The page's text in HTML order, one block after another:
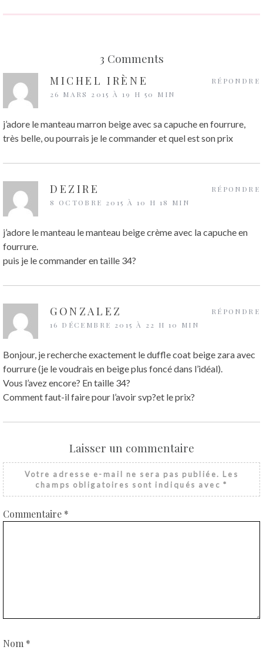
3 Comments
MICHEL IRÈNE
26 MARS 2015 À 19 H 50 MIN
j’adore le manteau marron beige avec sa capuche en fourrure,
très belle, ou pourrais je le commander et quel est son prix
RÉPONDRE
DEZIRE
8 OCTOBRE 2015 À 10 H 18 MIN
j’adore le manteau le manteau beige crème avec la capuche en
fourrure.
puis je le commander en taille 34?
RÉPONDRE
GONZALEZ
16 DÉCEMBRE 2015 À 22 H 10 MIN
Bonjour, je recherche exactement le duffle coat beige zara avec
fourrure (je le voudrais en beige plus foncé dans l’idéal).
Vous l’avez encore? En taille 34?
Comment faut-il faire pour l’avoir svp?et le prix?
RÉPONDRE
Laisser un commentaire
Votre adresse e-mail ne sera pas publiée. Les
champs obligatoires sont indiqués avec*
Commentaire *
Nom *